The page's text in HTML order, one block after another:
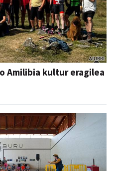
Amilibia kultur eragilea